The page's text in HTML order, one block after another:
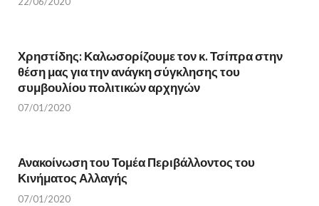
i
n
d
o
w
)
n
o
w
)
Χρηστίδης: Καλωσορίζουμε τον κ. Τσίπρα στην
θέση μας για την ανάγκη σύγκλησης του
συμβουλίου πολιτικών αρχηγών
07/01/2020
Ανακοίνωση του Τομέα Περιβάλλοντος του
Κινήματος Αλλαγής
07/01/2020